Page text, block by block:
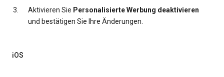
Aktivieren Sie Personalisierte Werbung deaktivieren
und bestätigen Sie Ihre Änderungen.
iOS